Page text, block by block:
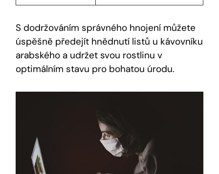
S dodržováním správného hnojení můžete
úspěšně předejít hnědnutí listů u kávovníku
arabského a udržet svou rostlinu v
optimálním stavu pro bohatou úrodu.